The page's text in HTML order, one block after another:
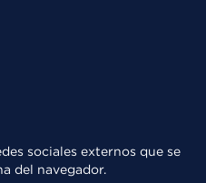
sociales externos que se
del navegador.